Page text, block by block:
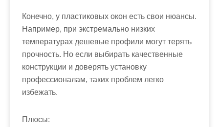
Конечно, у пластиковых окон есть свои нюансы.
Например, при экстремально низких
температурах дешевые профили могут терять
прочность. Но если выбирать качественные
конструкции и доверять установку
профессионалам, таких проблем легко
избежать.
Плюсы: